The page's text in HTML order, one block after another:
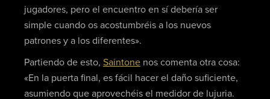
jugadores, pero el encuentro en sí debería ser
simple cuando os acostumbréis a los nuevos
patrones y a los diferentes».
Partiendo de esto, Saintonenos comenta otra cosa:
«En la puerta final, es fácil hacer el daño suficiente,
asumiendo que aprovechéis el medidor de lujuria.